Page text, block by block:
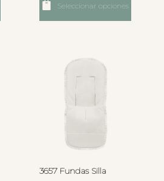
Seleccionar opciones
3657 Fundas Silla